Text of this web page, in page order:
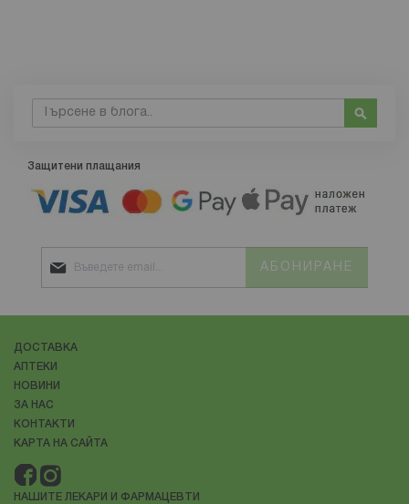
Търсене
Защитени плащания
АБОНИРАНЕ
ДОСТАВКА
АПТЕКИ
НОВИНИ
ЗА НАС
КОНТАКТИ
КАРТА НА САЙТА
НАШИТЕ ЛЕКАРИ И ФАРМАЦЕВТИ